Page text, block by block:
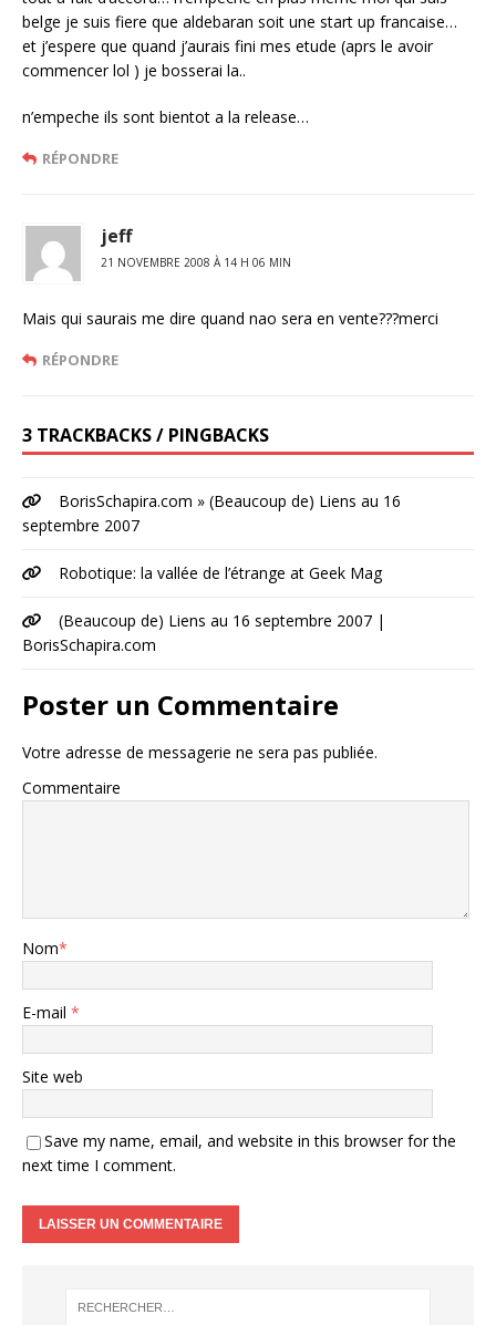
belge je suis fiere que aldebaran soit une start up francaise…
et j’espere que quand j’aurais fini mes etude (aprs le avoir
commencer lol ) je bosserai la..
n’empeche ils sont bientot a la release…
RÉPONDRE
jeff
21 NOVEMBRE 2008 À 14 H 06 MIN
Mais qui saurais me dire quand nao sera en vente???merci
RÉPONDRE
3 TRACKBACKS / PINGBACKS
BorisSchapira.com » (Beaucoup de) Liens au 16
septembre 2007
Robotique: la vallée de l’étrange at Geek Mag
(Beaucoup de) Liens au 16 septembre 2007 |
BorisSchapira.com
Poster un Commentaire
Votre adresse de messagerie ne sera pas publiée.
Commentaire
Nom*
E-mail *
Site web
Save my name, email, and website in this browser for the
next time I comment.